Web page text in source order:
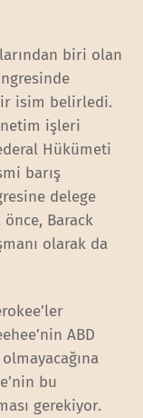
biri olan
isim belirledi.
işleri
Hükümeti
barış
delege
Barack
olarak da
ABD
bu
gerekiyor.